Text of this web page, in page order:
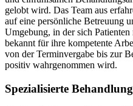
gelobt wird. Das Team aus
auf eine persönliche Betreuung
Umgebung, in der sich
bekannt für ihre kompetente
von der Terminvergabe bis zur
positiv wahrgenommen wird.
Spezialisierte